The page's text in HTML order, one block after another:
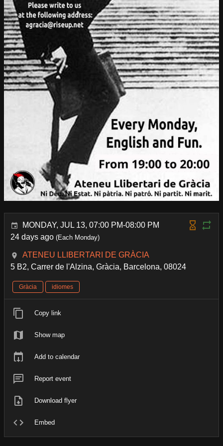
MONDAY, JUL 13, 07:00 PM-08:00 PM
24 days ago (Each Monday)
ATENEU LLIBERTARI DE GRÀCIA
5 B2, Carrer de l'Alzina, Gràcia, Barcelona, 08024
Gràcia idiomes
Copy link
Show map
Add to calendar
Report event
Download flyer
Embed